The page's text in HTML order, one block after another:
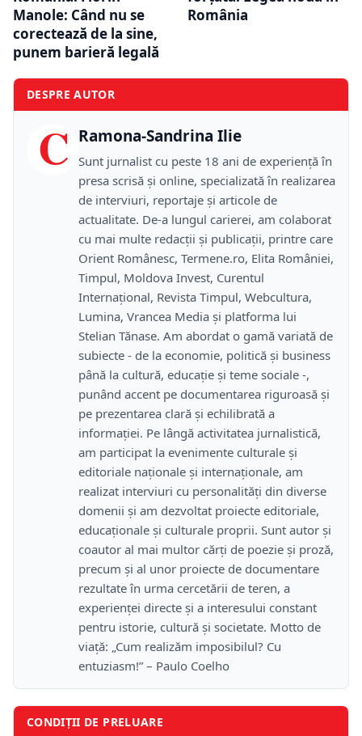
Manole: Când nu se
corectează de la sine,
punem barieră legală
România
DESPRE AUTOR
C Ramona-Sandrina Ilie
Sunt jurnalist cu peste 18 ani de experiență în
presa scrisă și online, specializată în realizarea
de interviuri, reportaje și articole de
actualitate. De-a lungul carierei, am colaborat
cu mai multe redacții și publicații, printre care
Orient Românesc, Termene.ro, Elita României,
Timpul, Moldova Invest, Curentul
Internațional, Revista Timpul, Webcultura,
Lumina, Vrancea Media și platforma lui
Stelian Tănase. Am abordat o gamă variată de
subiecte - de la economie, politică și business
până la cultură, educație și teme sociale -,
punând accent pe documentarea riguroasă și
pe prezentarea clară și echilibrată a
informației. Pe lângă activitatea jurnalistică,
am participat la evenimente culturale și
editoriale naționale și internaționale, am
realizat interviuri cu personalități din diverse
domenii și am dezvoltat proiecte editoriale,
educaționale și culturale proprii. Sunt autor și
coautor al mai multor cărți de poezie și proză,
precum și al unor proiecte de documentare
rezultate în urma cercetării de teren, a
experienței directe și a interesului constant
pentru istorie, cultură și societate. Motto de
viață: „Cum realizăm imposibilul? Cu
entuziasm!” – Paulo Coelho
CONDIȚII DE PRELUARE